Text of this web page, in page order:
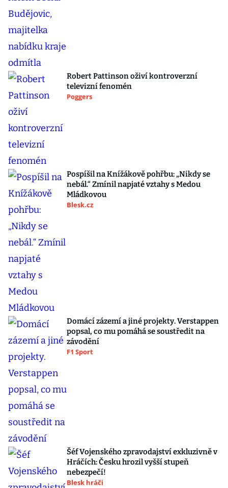
Robert Pattinson oživí kontroverzní
televizní fenomén
Poggers
Pospíšil na Knížákově pohřbu: „Nikdy se
nebál.“ Zmínil napjaté vztahy s Medou
Mládkovou
Blesk.cz
Domácí zázemí a jiné projekty. Verstappen
popsal, co mu pomáhá se soustředit na
závodění
F1 Sport
Šéf Vojenského zpravodajství exkluzivně v
Hráčích: Česku hrozil vyšší stupeň
nebezpečí!
Blesk hráči